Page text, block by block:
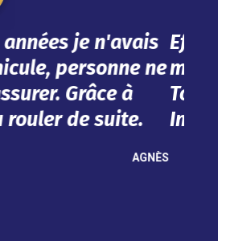
avez répondu à
dans l'urgence.
en ligne.
!